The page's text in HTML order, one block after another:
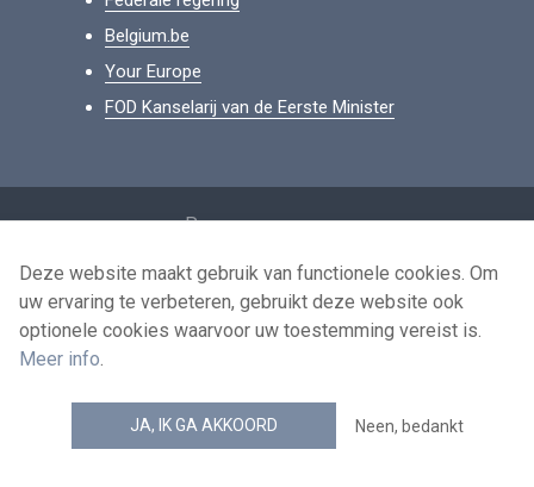
Belgium.be
Your Europe
FOD Kanselarij van de Eerste Minister
Persoonsgegevens
Voorwaarden voor het hergebruik
Contacteer ons
news.belgium RSS feed
© 2026 - news.belgium.be
Deze website maakt gebruik van functionele cookies. Om
uw ervaring te verbeteren, gebruikt deze website ook
optionele cookies waarvoor uw toestemming vereist is.
Meer info.
JA, IK GA AKKOORD Neen, bedankt